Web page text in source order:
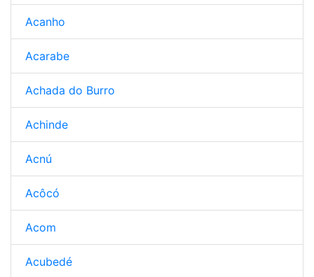
Acanho
Acarabe
Achada do Burro
Achinde
Acnú
Acôcó
Acom
Acubedé